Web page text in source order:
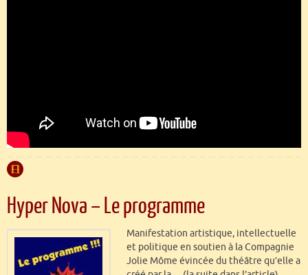
Hyper Nova – Le programme
Manifestation artistique, intellectuelle
et politique en soutien à la Compagnie
Jolie Môme évincée du théâtre qu’elle a